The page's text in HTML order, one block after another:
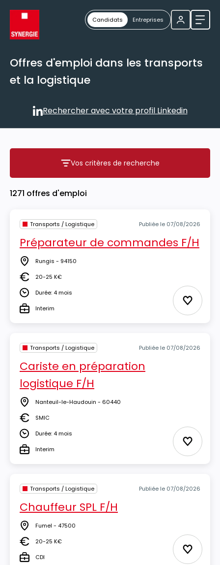
Candidats Entreprises
Offres d'emploi dans les transports
et la logistique
Rechercher avec votre
Rechercher avec votre profil Linkedin
Vos critères de recherche
Vos critères de recherche
1271 offres d'emploi
Transports / Logistique Publiée le 07/08/2026
Préparateur de commandes F/H
Lieu Rungis - 94150
Salaire20-25 K€
DuréeDurée: 4 mois
TypeInterim Ajouter
Transports / Logistique Publiée le 07/08/2026
Cariste en préparation
logistique F/H
Lieu Nanteuil-le-Haudouin - 60440
Salaire
SMIC
DuréeDurée: 4 mois
TypeInterim Ajouter
Transports / Logistique Publiée le 07/08/2026
Chauffeur SPL F/H
Lieu Fumel - 47500
Salaire20-25 K€
TypeCDI Ajouter